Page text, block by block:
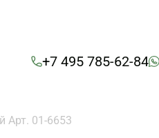
+7 495 785-62-84
Арт. 01-6653